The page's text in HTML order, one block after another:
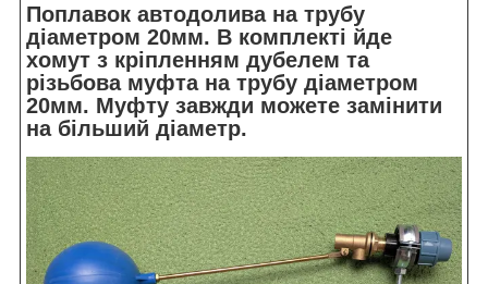
Поплавок автодолива на трубу
діаметром 20мм. В комплекті йде
хомут з кріпленням дубелем та
різьбова муфта на трубу діаметром
20мм. Муфту завжди можете замінити
на більший діаметр.